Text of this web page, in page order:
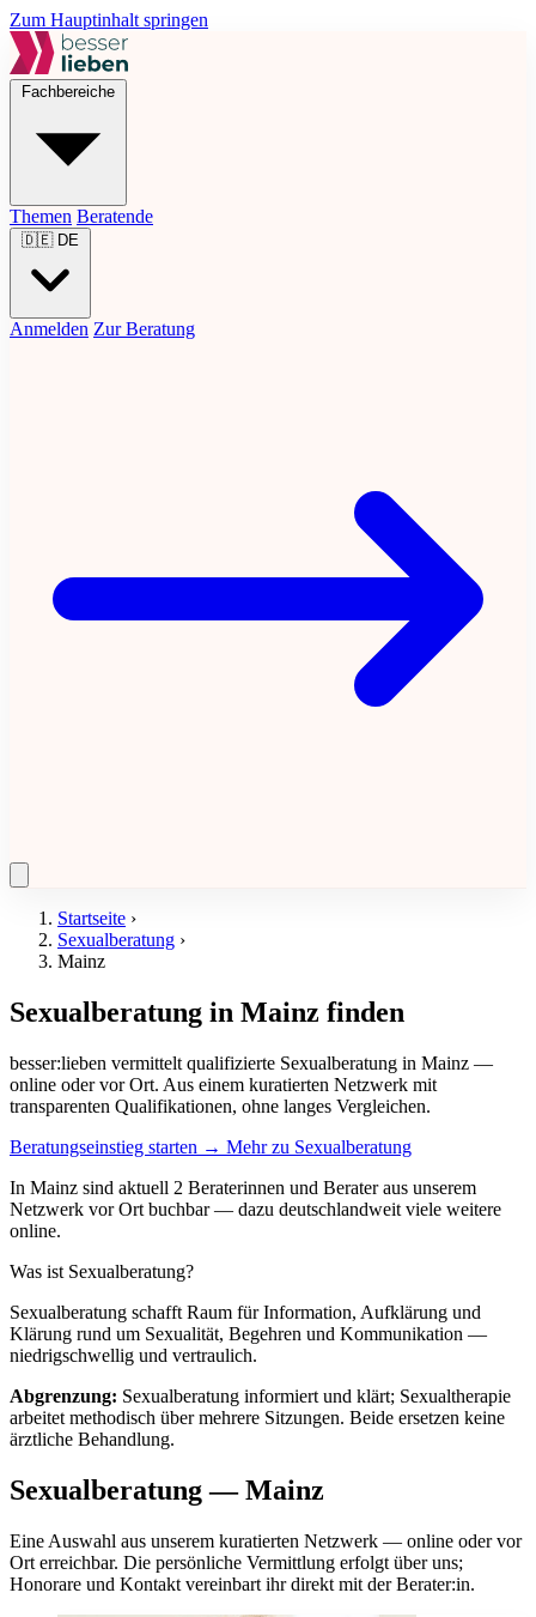
Zum Hauptinhalt springen
Fachbereiche
Themen Beratende
🇩🇪 DE
Anmelden Zur Beratung
Startseite ›
Sexualberatung ›
Mainz
Sexualberatung in Mainz finden
besser:lieben vermittelt qualifizierte Sexualberatung in Mainz —
online oder vor Ort. Aus einem kuratierten Netzwerk mit
transparenten Qualifikationen, ohne langes Vergleichen.
Beratungseinstieg starten → Mehr zu Sexualberatung
In Mainz sind aktuell 2 Beraterinnen und Berater aus unserem
Netzwerk vor Ort buchbar — dazu deutschlandweit viele weitere
online.
Was ist Sexualberatung?
Sexualberatung schafft Raum für Information, Aufklärung und
Klärung rund um Sexualität, Begehren und Kommunikation —
niedrigschwellig und vertraulich.
Abgrenzung: Sexualberatung informiert und klärt; Sexualtherapie
arbeitet methodisch über mehrere Sitzungen. Beide ersetzen keine
ärztliche Behandlung.
Sexualberatung — Mainz
Eine Auswahl aus unserem kuratierten Netzwerk — online oder vor
Ort erreichbar. Die persönliche Vermittlung erfolgt über uns;
Honorare und Kontakt vereinbart ihr direkt mit der Berater:in.